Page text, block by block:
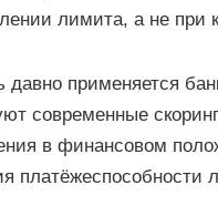
лимита, а не
давно применяется
современные
в финансовом